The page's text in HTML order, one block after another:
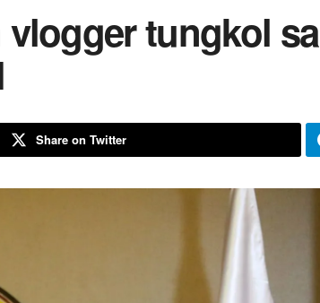
tungkol sa
Share on Twitter